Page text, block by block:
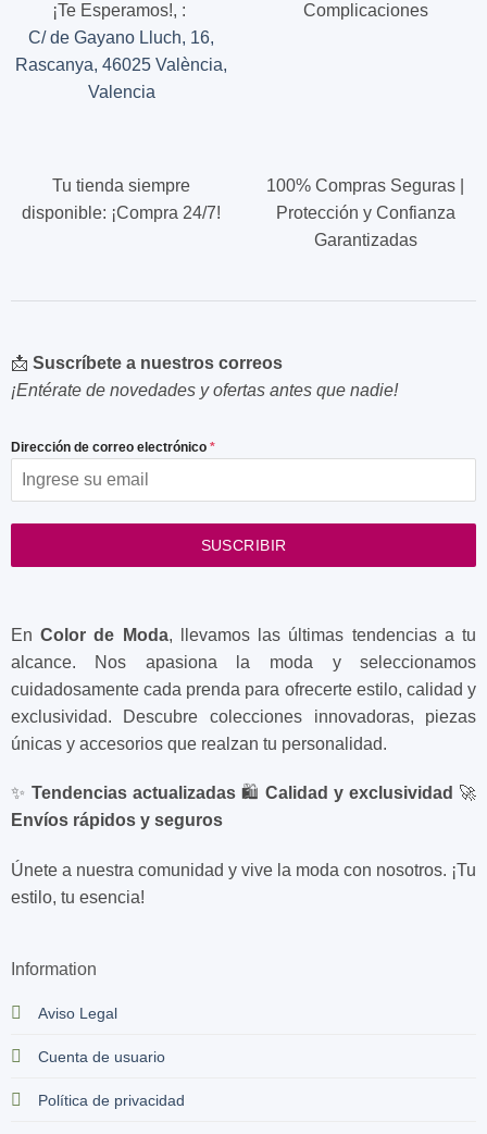
¡Te Esperamos!, :
C/ de Gayano Lluch, 16,
Rascanya, 46025 València,
Valencia
Complicaciones
Tu tienda siempre
disponible: ¡Compra 24/7!
100% Compras Seguras |
Protección y Confianza
Garantizadas
EnColor de Moda, llevamos las últimas tendencias a tu
alcance. Nos apasiona la moda y seleccionamos
cuidadosamente cada prenda para ofrecerte estilo, calidad y
exclusividad. Descubre colecciones innovadoras, piezas
únicas y accesorios que realzan tu personalidad.
✨ Tendencias actualizadas🛍️Calidad y exclusividad 🚀
Envíos rápidos y seguros
Únete a nuestra comunidad y vive la moda con nosotros. ¡Tu
estilo, tu esencia!
Information
Aviso Legal
Cuenta de usuario
Política de privacidad
📩 Suscríbete a nuestros correos
¡Entérate de novedades y ofertas antes que nadie!
Dirección de correo electrónico *
SUSCRIBIR